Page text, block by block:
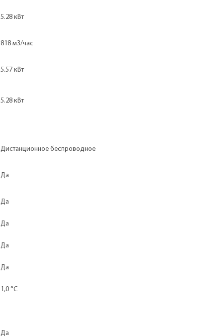
5.28 кВт
818 м3/час
5.57 кВт
5.28 кВт
Дистанционное беспроводное
Да
Да
Да
Да
Да
1,0 °С
Да